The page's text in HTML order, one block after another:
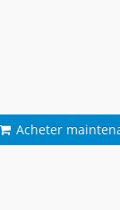
Acheter